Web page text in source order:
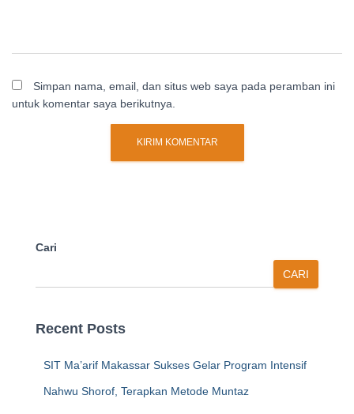
Simpan nama, email, dan situs web saya pada peramban ini
untuk komentar saya berikutnya.
Cari
CARI
Recent Posts
SIT Ma’arif Makassar Sukses Gelar Program Intensif
Nahwu Shorof, Terapkan Metode Muntaz